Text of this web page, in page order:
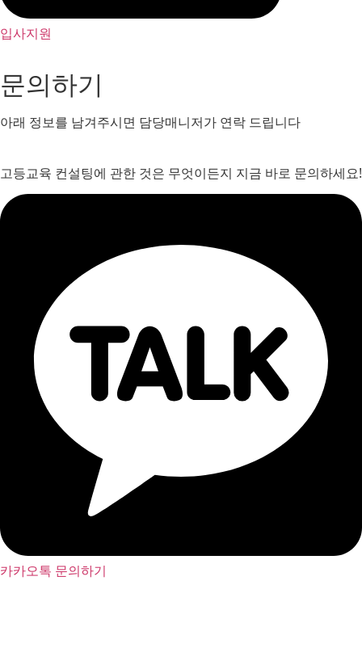
입사지원
문의하기
아래 정보를 남겨주시면 담당매니저가 연락 드립니다
고등교육 컨설팅에 관한 것은 무엇이든지 지금 바로 문의하세요!
카카오톡 문의하기